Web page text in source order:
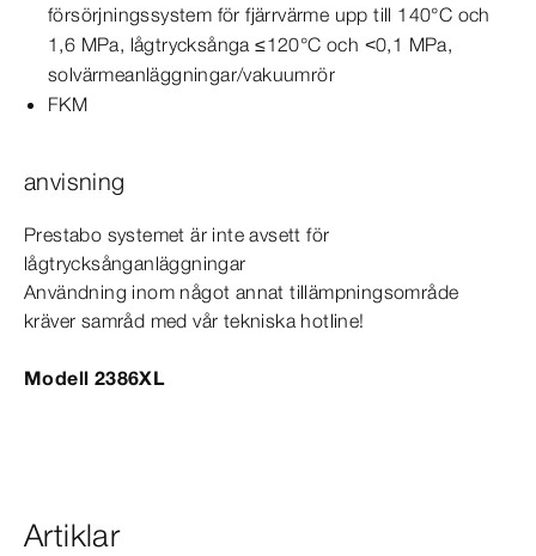
försörjningssystem för fjärrvärme upp till 140°C och
1,6 MPa, lågtrycksånga ≤120°C och <0,1 MPa,
solvärmeanläggningar/vakuumrör
FKM
anvisning
Prestabo systemet är inte avsett för
lågtrycksånganläggningar
Användning inom något annat tillämpningsområde
kräver samråd med vår tekniska hotline!
Modell 2386XL
Artiklar